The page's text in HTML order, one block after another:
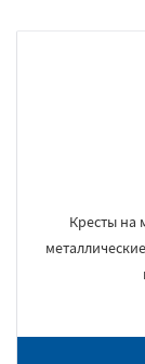
Кресты на